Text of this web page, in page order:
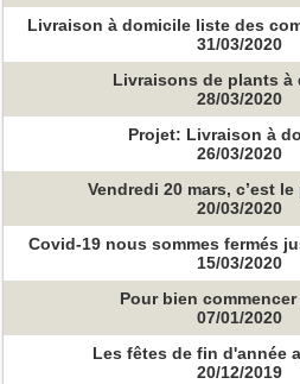
Livraison à domicile liste des
31/03/2020
Livraisons de plants à
28/03/2020
Projet: Livraison à
26/03/2020
Vendredi 20 mars, c’est
20/03/2020
Covid-19 nous sommes fermés
15/03/2020
Pour bien
07/01/2020
Les fêtes de fin d'année
20/12/2019